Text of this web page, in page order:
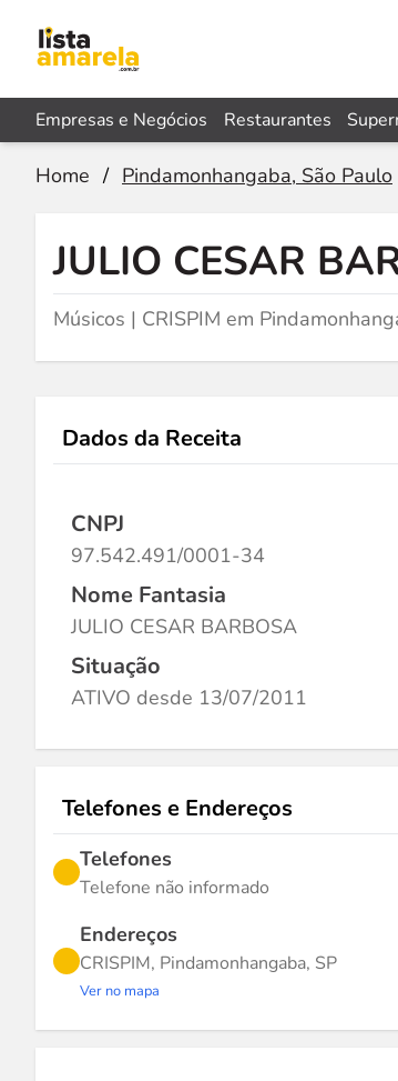
Empresas e Negócios Restaurantes
Home / Pindamonhangaba, São Paulo
JULIO CESAR
Músicos | CRISPIM em
Dados da Receita
CNPJ
97.542.491/0001-34
Nome Fantasia
JULIO CESAR BARBOSA
Situação
ATIVO desde 13/07/2011
Telefones e Endereços
Telefones
Telefone não informado
Endereços
CRISPIM, Pindamonhangaba, SP
Ver no mapa